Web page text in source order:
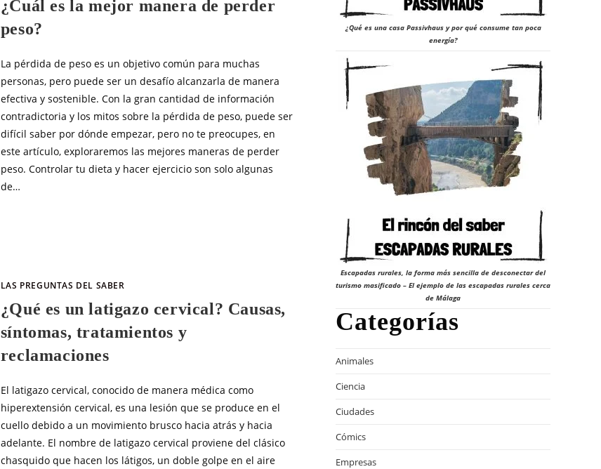
¿Cuál es la mejor manera de perder
peso?
La pérdida de peso es un objetivo común para muchas
personas, pero puede ser un desafío alcanzarla de manera
efectiva y sostenible. Con la gran cantidad de información
contradictoria y los mitos sobre la pérdida de peso, puede ser
difícil saber por dónde empezar, pero no te preocupes, en
este artículo, exploraremos las mejores maneras de perder
peso. Controlar tu dieta y hacer ejercicio son solo algunas
de…
LAS PREGUNTAS DEL SABER
¿Qué es un latigazo cervical? Causas,
síntomas, tratamientos y
reclamaciones
El latigazo cervical, conocido de manera médica como
hiperextensión cervical, es una lesión que se produce en el
cuello debido a un movimiento brusco hacia atrás y hacia
adelante. El nombre de latigazo cervical proviene del clásico
chasquido que hacen los látigos, un doble golpe en el aire
¿Qué es una casa Passivhaus y por qué consume tan poca
energía?
Escapadas rurales, la forma más sencilla de desconectar del
turismo masificado – El ejemplo de las escapadas rurales cerca
de Málaga
Categorías
Animales
Ciencia
Ciudades
Cómics
Empresas